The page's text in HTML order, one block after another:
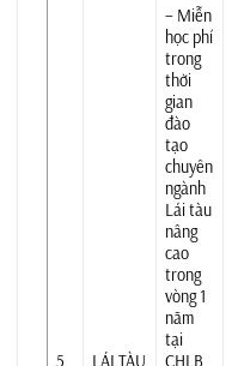
5 LÁI TÀU
– Miễn
học phí
trong
thời
gian
đào
tạo
chuyên
ngành
Lái tàu
nâng
cao
trong
vòng 1
năm
tại
CHLB